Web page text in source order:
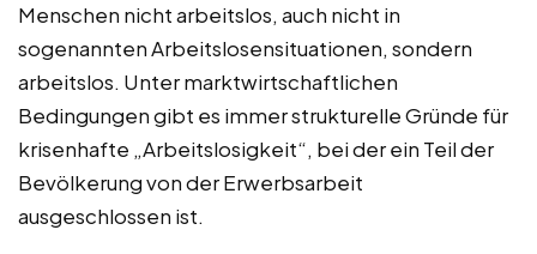
Menschen nicht arbeitslos, auch nicht in
sogenannten Arbeitslosensituationen, sondern
arbeitslos. Unter marktwirtschaftlichen
Bedingungen gibt es immer strukturelle Gründe für
krisenhafte „Arbeitslosigkeit“, bei der ein Teil der
Bevölkerung von der Erwerbsarbeit
ausgeschlossen ist.